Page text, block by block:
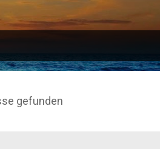
MEHR… IMPRESSUM,
gefunden